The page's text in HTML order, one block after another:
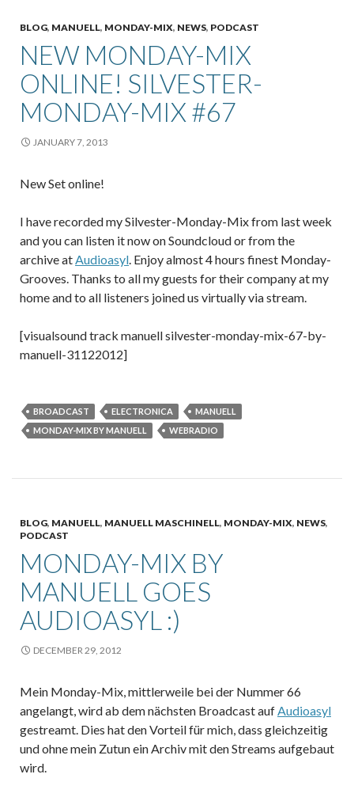
BLOG, MANUELL, MONDAY-MIX, NEWS, PODCAST
NEW MONDAY-MIX
ONLINE! SILVESTER-
MONDAY-MIX #67
JANUARY 7, 2013
New Set online!
I have recorded my Silvester-Monday-Mix from last week
and you can listen it now on Soundcloud or from the
archive atAudioasyl. Enjoy almost 4 hours finest Monday-
Grooves. Thanks to all my guests for their company at my
home and to all listeners joined us virtually via stream.
[visualsound track manuell silvester-monday-mix-67-by-
manuell-31122012]
BROADCAST ELECTRONICA
MANUELL
MONDAY-MIX BY MANUELL
WEBRADIO
BLOG, MANUELL, MANUELL MASCHINELL, MONDAY-MIX, NEWS,
PODCAST
MONDAY-MIX BY
MANUELL GOES
AUDIOASYL :)
DECEMBER 29, 2012
Mein Monday-Mix, mittlerweile bei der Nummer 66
angelangt, wird ab dem nächsten Broadcast aufAudioasyl
gestreamt. Dies hat den Vorteil für mich, dass gleichzeitig
und ohne mein Zutun ein Archiv mit den Streams aufgebaut
wird.